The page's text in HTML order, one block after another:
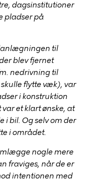
dagsinstitutioner
pladser på
til
blev fjernet
nedrivning til
flytte væk), var
i konstruktion
var et klart ønske, at
i bil. Og selv om der
i området.
nogle mere
fraviges, når de er
intentionen med